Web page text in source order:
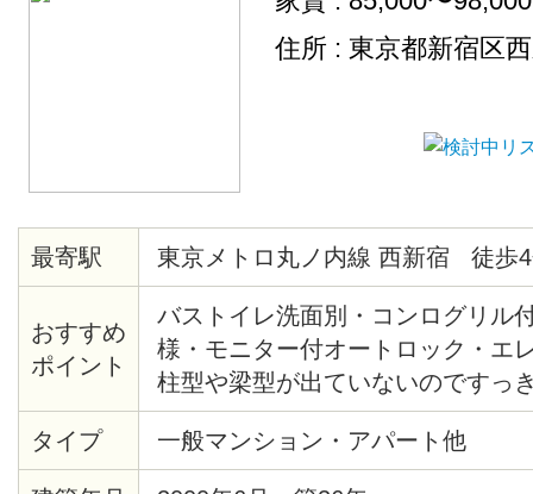
住所 : 東京都新宿区
最寄駅 東京メトロ丸ノ内線 西新宿 徒歩
おすすめ
ポイント
バストイレ洗面別・コンログリル
様・モニター付オートロック・エ
柱型や梁型が出ていないのですっ
間・熊谷組施土の注文集合住宅・
産新宿グランドタワー等再開発エ
の夜景・2/25までに契約完了の方
タイプ 一般マンション・アパート他